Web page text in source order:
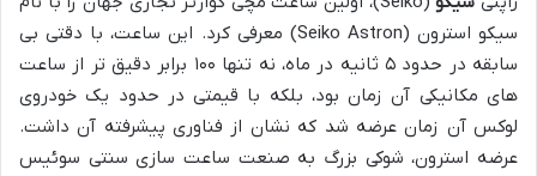
سیکو استرون (Seiko Astron) معرفی کرد. این ساعت، با دقتی بی
سابقه در حدود ۵ ثانیه در ماه، نه تنها ۱۰۰ برابر دقیق تر از ساعت
های مکانیکی آن زمان بود، بلکه با قیمتی در حدود یک خودروی
لوکس آن زمان عرضه شد که نشان از فناوری پیشرفته آن داشت.
عرضه استرون، شوکی بزرگ به صنعت ساعت سازی سنتی سوئیس